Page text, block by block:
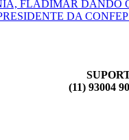
FLADIMAR DANDO
DA
(11) 93004